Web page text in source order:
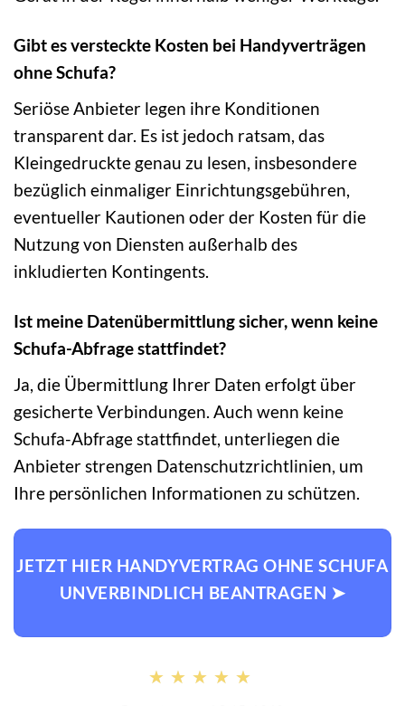
Gibt es versteckte Kosten bei Handyverträgen
ohne Schufa?
Seriöse Anbieter legen ihre Konditionen
transparent dar. Es ist jedoch ratsam, das
Kleingedruckte genau zu lesen, insbesondere
bezüglich einmaliger Einrichtungsgebühren,
eventueller Kautionen oder der Kosten für die
Nutzung von Diensten außerhalb des
inkludierten Kontingents.
Ist meine Datenübermittlung sicher, wenn keine
Schufa-Abfrage stattfindet?
Ja, die Übermittlung Ihrer Daten erfolgt über
gesicherte Verbindungen. Auch wenn keine
Schufa-Abfrage stattfindet, unterliegen die
Anbieter strengen Datenschutzrichtlinien, um
Ihre persönlichen Informationen zu schützen.
JETZT HIER HANDYVERTRAG OHNE SCHUFA
UNVERBINDLICH BEANTRAGEN ➤
★★★★★
★★★★★